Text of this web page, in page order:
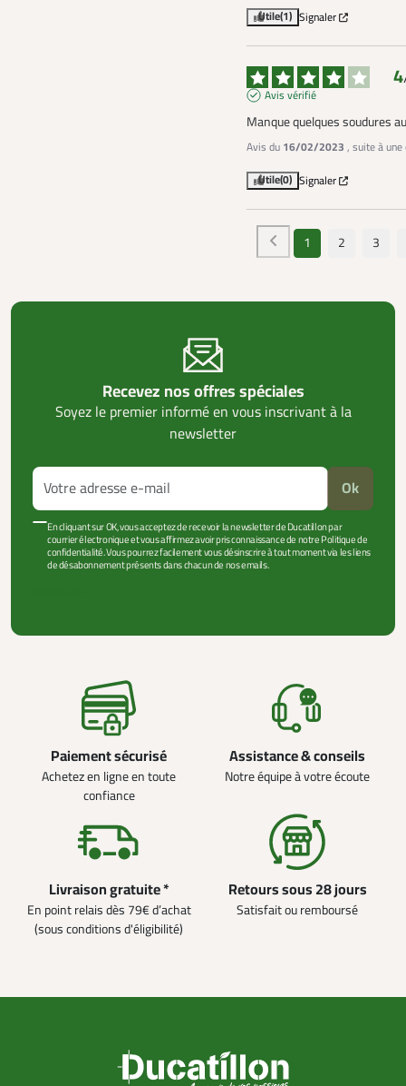
Utile(1) Signaler
4
Avis vérifié
Manque quelques soudures
Avis du 16/02/2023 , suite à
Utile(0) Signaler
1 2 3
Recevez nos offres spéciales
Soyez le premier informé en vous inscrivant à la
newsletter
Ok
En cliquant sur OK, vous acceptez de recevoir la newsletter de Ducatillon par
courrier électronique et vous affirmez avoir pris connaissance de notre Politique de
confidentialité. Vous pourrez facilement vous désinscrire à tout moment via les liens
de désabonnement présents dans chacun de nos emails.
Paiement sécurisé
Achetez en ligne en toute
confiance
Assistance & conseils
Notre équipe à votre écoute
Livraison gratuite *
En point relais dès 79€ d’achat
(sous conditions d'éligibilité)
Retours sous 28 jours
Satisfait ou remboursé